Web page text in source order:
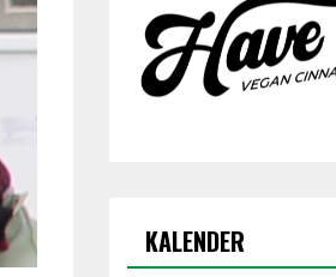
KALENDER